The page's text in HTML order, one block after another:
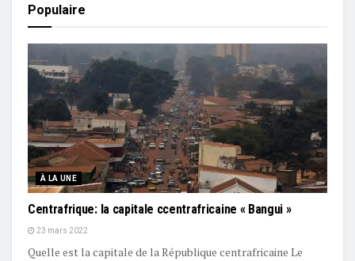
Populaire
À LA UNE
Centrafrique: la capitale ccentrafricaine « Bangui »
23 mars 2022
Quelle est la capitale de la République centrafricaine Le